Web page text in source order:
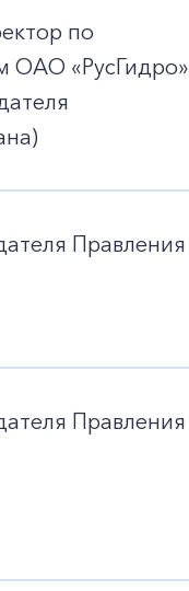
по
ОАО «РусГидро»
Правления
Правления